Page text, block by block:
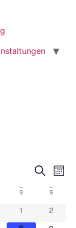
und
Suche
S S
0
1 0
2